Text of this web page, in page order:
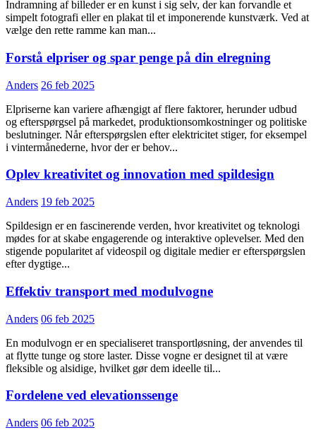
Indramning af billeder er en kunst i sig selv, der kan forvandle et
simpelt fotografi eller en plakat til et imponerende kunstværk. Ved at
vælge den rette ramme kan man...
Forstå elpriser og spar penge på din elregning
Anders 26 feb 2025
Elpriserne kan variere afhængigt af flere faktorer, herunder udbud
og efterspørgsel på markedet, produktionsomkostninger og politiske
beslutninger. Når efterspørgslen efter elektricitet stiger, for eksempel
i vintermånederne, hvor der er behov...
Oplev kreativitet og innovation med spildesign
Anders 19 feb 2025
Spildesign er en fascinerende verden, hvor kreativitet og teknologi
mødes for at skabe engagerende og interaktive oplevelser. Med den
stigende popularitet af videospil og digitale medier er efterspørgslen
efter dygtige...
Effektiv transport med modulvogne
Anders 06 feb 2025
En modulvogn er en specialiseret transportløsning, der anvendes til
at flytte tunge og store laster. Disse vogne er designet til at være
fleksible og alsidige, hvilket gør dem ideelle til...
Fordelene ved elevationssenge
Anders 06 feb 2025